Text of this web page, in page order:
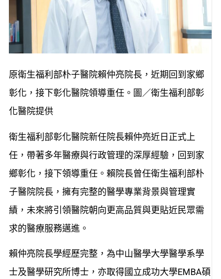
原衛生福利部朴子醫院賴仲亮院長，近期回到家鄉
彰化，接下彰化醫院領導重任。圖／衛生福利部彰
化醫院提供
衛生福利部彰化醫院新任院長賴仲亮近日正式上
任，帶著多年醫療與行政管理的深厚經驗，回到家
鄉彰化，接下領導重任。賴院長曾任衛生福利部朴
子醫院院長，擁有完整的醫學專業背景與管理實
績，未來將引領醫院朝向更高品質與更貼近民眾需
求的醫療服務邁進。
賴仲亮院長學經歷完整，為中山醫學大學醫學系學
士及醫學研究所博士，亦取得國立成功大學EMBA碩